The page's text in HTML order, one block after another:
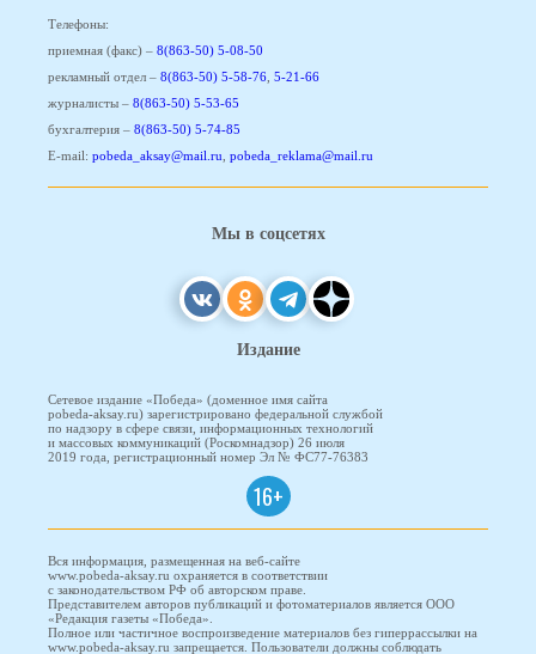
Телефоны:
приемная (факс) – 8(863-50) 5-08-50
рекламный отдел – 8(863-50) 5-58-76 5-21-66
журналисты – 8(863-50) 5-53-65
бухгалтерия – 8(863-50) 5-74-85
E-mail: pobeda_aksay@mail.ru pobeda_reklama@mail.ru
Мы в соцсетях
Издание
Сетевое издание «Победа» (доменное имя сайта
pobeda-aksay.ru) зарегистрировано федеральной службой
по надзору в сфере связи, информационных технологий
и массовых коммуникаций (Роскомнадзор) 26 июля
2019 года, регистрационный номер Эл № ФС77-76383
16+
Вся информация, размещенная на веб-сайте
www.pobeda-aksay.ru охраняется в соответствии
с законодательством РФ об авторском праве.
Представителем авторов публикаций и фотоматериалов является ООО
«Редакция газеты «Победа».
Полное или частичное воспроизведение материалов без гиперрассылки на
www.pobeda-aksay.ru запрещается. Пользователи должны соблюдать